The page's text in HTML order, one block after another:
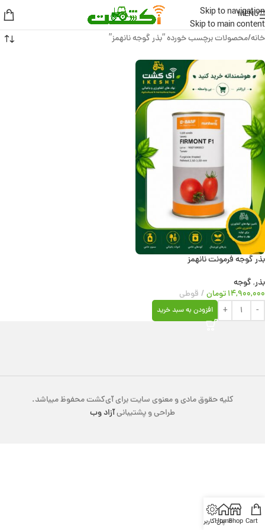
Skip to navigation
Skip to main content
MENU
خانه محصولات برچسب خورده “بذر گوجه نانهمز”
بذر گوجه فرمونت نانهمز
بذر,گوجه
۱۴,۹۰۰,۰۰۰تومان قوطی
افزودن به سبد خرید
کلیه حقوق مادی و معنوی سایت برای آی‌کشت محفوظ میباشد.
طراحی و پشتیبانیآزاد وب
Cart
Shop
Home
پنل کاربری